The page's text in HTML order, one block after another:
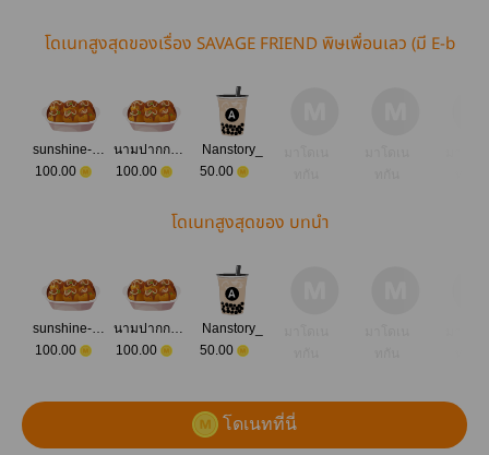
โดเนทสูงสุดของเรื่อง SAVAGE FRIEND พิษเพื่อนเลว (มี E-b
sunshine-day
100.00
นามปากกาดาวเหนือ_
100.00
Nanstory_
50.00
โดเนทสูงสุดของ บทนำ
sunshine-day
100.00
นามปากกาดาวเหนือ_
100.00
Nanstory_
50.00
โดเนทที่นี่